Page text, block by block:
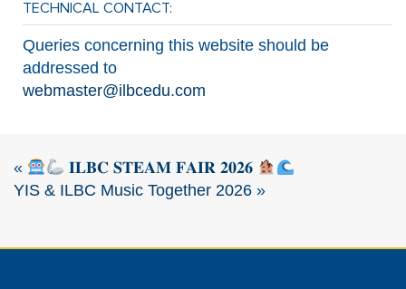
TECHNICAL CONTACT:
Queries concerning this website should be
addressed to
webmaster@ilbcedu.com
«
𝐈𝐋𝐁𝐂 𝐒𝐓𝐄𝐀𝐌 𝐅𝐀𝐈𝐑 𝟐𝟎𝟐𝟔
YIS & ILBC Music Together 2026 »